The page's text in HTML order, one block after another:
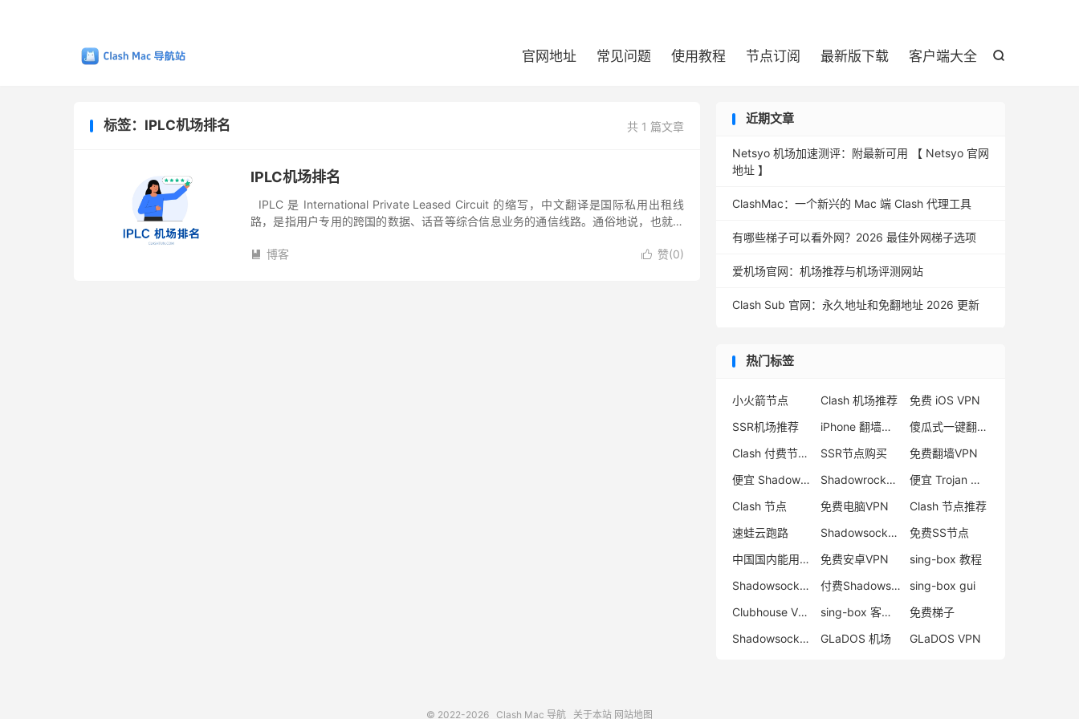

官网地址 常见问题 使用教程 节点订阅 最新版下载 客户端大全
共 1 篇文章
标签：IPLC机场排名
IPLC机场排名
IPLC 是 International Private Leased Circuit 的缩写，中文翻译是国际私用出租线
路，是指用户专用的跨国的数据、话音等综合信息业务的通信线路。通俗地说，也就是
 赞(0)
 博客
近期文章
Netsyo 机场加速测评：附最新可用 【 Netsyo 官网
地址 】
ClashMac：一个新兴的 Mac 端 Clash 代理工具
有哪些梯子可以看外网？2026 最佳外网梯子选项
爱机场官网：机场推荐与机场评测网站
Clash Sub 官网：永久地址和免翻地址 2026 更新
热门标签
小火箭节点 Clash 机场推荐
免费 iOS VPN
SSR机场推荐
iPhone 翻墙代理软件
傻瓜式一键翻墙VPN客户端
Clash 付费节点购买
SSR节点购买
免费翻墙VPN
便宜 Shadowsocks 购买
Shadowrocket 地址
便宜 Trojan 购买
Clash 节点
免费电脑VPN
Clash 节点推荐
速蛙云跑路
Shadowsocks 付费节点
免费SS节点
中国国内能用的翻墙VPN推荐
免费安卓VPN
sing-box 教程
Shadowsocks 节点哪里买
付费Shadowsocks推荐
sing-box gui
Clubhouse VPN
sing-box 客户端配置
免费梯子
Shadowsocks 服务器
GLaDOS 机场 GLaDOS VPN
© 2022-2026 Clash Mac 导航 关于本站 网站地图